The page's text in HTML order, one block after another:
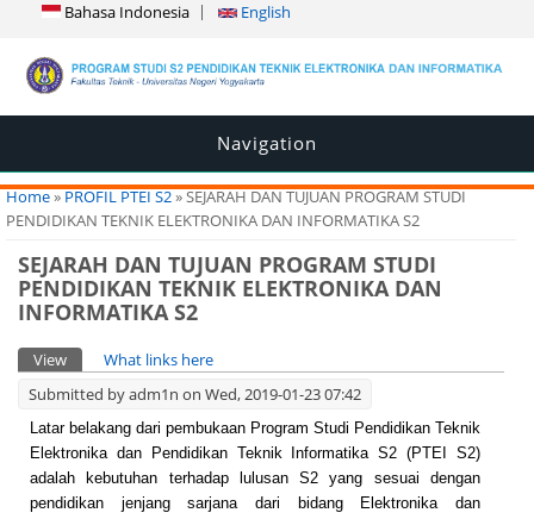
Bahasa Indonesia English
Navigation
You are here
Home»PROFIL PTEI S2» ‎SEJARAH DAN TUJUAN PROGRAM STUDI
PENDIDIKAN TEKNIK ELEKTRONIKA DAN INFORMATIKA S2
‎SEJARAH DAN TUJUAN PROGRAM STUDI
PENDIDIKAN TEKNIK ELEKTRONIKA DAN
INFORMATIKA S2
Primary tabs
View (active tab)
What links here
Submitted byadm1n on Wed, 2019-01-23 07:42
Latar belakang dari pembukaan Program Studi Pendidikan Teknik
Elektronika dan Pendidikan Teknik Informatika S2 (PTEI S2)
adalah kebutuhan terhadap lulusan S2 yang sesuai dengan
pendidikan jenjang sarjana dari bidang Elektronika dan